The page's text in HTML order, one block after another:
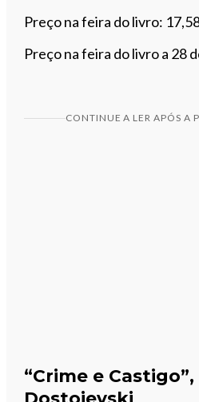
Preço na feira do livro:
Preço na feira do livro a 28
CONTINUE A LER APÓS A
“Crime e